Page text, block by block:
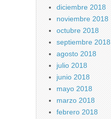
diciembre 2018
noviembre 2018
octubre 2018
septiembre 2018
agosto 2018
julio 2018
junio 2018
mayo 2018
marzo 2018
febrero 2018